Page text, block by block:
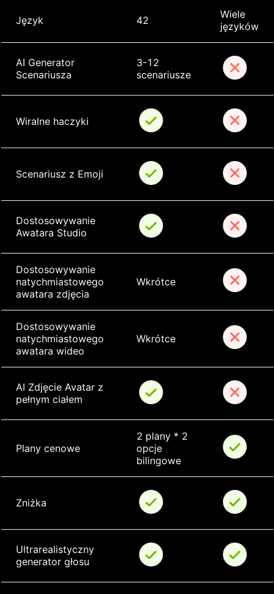
Język 42
Wiele
języków
AI Generator
Scenariusza
3-12
scenariusze
Wiralne haczyki
Scenariusz z Emoji
Dostosowywanie
Awatara Studio
Dostosowywanie
natychmiastowego
awatara zdjęcia
Wkrótce
Dostosowywanie
natychmiastowego
awatara wideo
Wkrótce
AI Zdjęcie Avatar z
pełnym ciałem
Plany cenowe
2 plany * 2
opcje
bilingowe
Zniżka
Ultrarealistyczny
generator głosu